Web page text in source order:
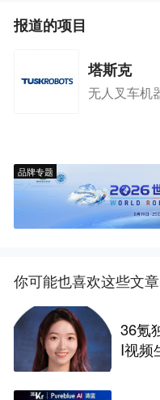
报道的项目
塔斯克
无人叉车机
品牌专题
你可能也喜欢这些文章
36氪
I视频